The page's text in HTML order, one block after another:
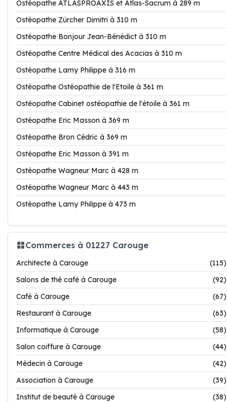
Ostéopathe ATLASPROAXIS et Atlas-Sacrum à 289 m
Ostéopathe Zürcher Dimitri à 310 m
Ostéopathe Bonjour Jean-Bénédict à 310 m
Ostéopathe Centre Médical des Acacias à 310 m
Ostéopathe Lamy Philippe à 316 m
Ostéopathe Ostéopathie de l'Etoile à 361 m
Ostéopathe Cabinet ostéopathie de l'étoile à 361 m
Ostéopathe Eric Masson à 369 m
Ostéopathe Bron Cédric à 369 m
Ostéopathe Eric Masson à 391 m
Ostéopathe Wagneur Marc à 428 m
Ostéopathe Wagneur Marc à 443 m
Ostéopathe Lamy Philippe à 473 m
Commerces à 01227 Carouge
Architecte à Carouge
(115)
Salons de thé café à Carouge
(92)
Café à Carouge
(67)
Restaurant à Carouge
(63)
Informatique à Carouge
(58)
Salon coiffure à Carouge
(44)
Médecin à Carouge
(42)
Association à Carouge
(39)
Institut de beauté à Carouge
(38)